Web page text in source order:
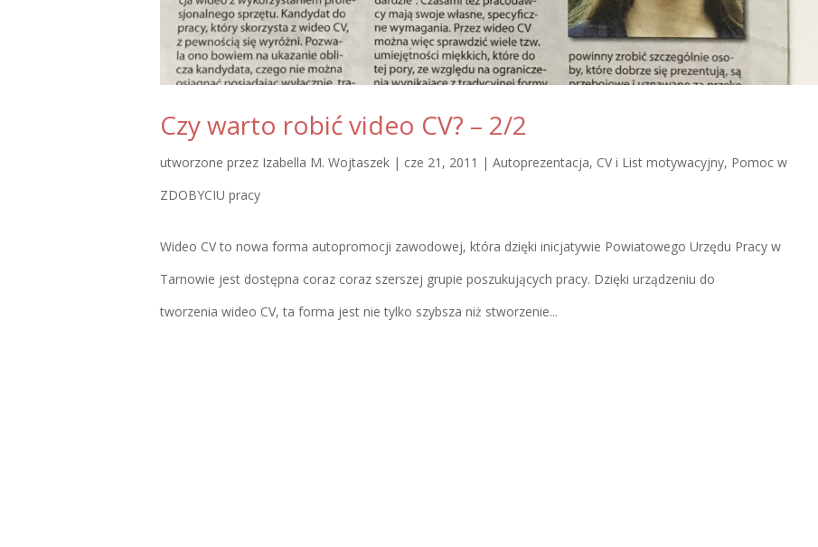
Czy warto robić video CV? – 2/2
utworzone przez Izabella M. Wojtaszek| cze 21, 2011 | Autoprezentacja, CV i List motywacyjny, Pomoc w
ZDOBYCIU pracy
Wideo CV to nowa forma autopromocji zawodowej, która dzięki inicjatywie Powiatowego Urzędu Pracy w
Tarnowie jest dostępna coraz coraz szerszej grupie poszukujących pracy. Dzięki urządzeniu do
tworzenia wideo CV, ta forma jest nie tylko szybsza niż stworzenie...